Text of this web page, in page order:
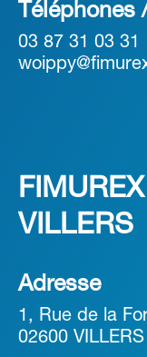
Téléphones
03 87 31 03 31
VILLERS
Adresse
1, Rue de la
02600